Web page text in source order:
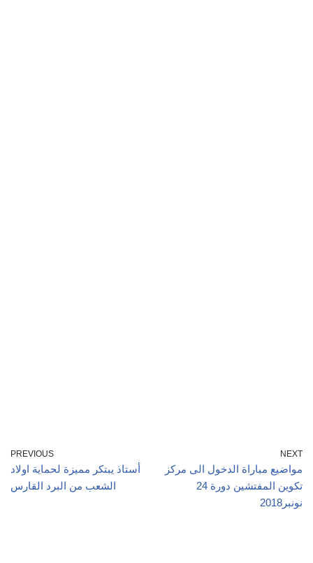
PREVIOUS
أستاذ يبتكر مميزة لحماية اولاد
الشعب من البرد القارس
NEXT
مواضيع مباراة الدخول الى مركز
تكوين المفتشين دورة 24
نونبر2018